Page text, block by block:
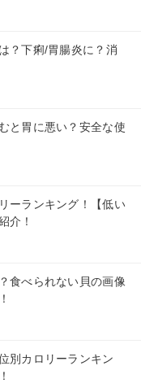
？下痢/胃腸炎に？消
と胃に悪い？安全な使
ーランキング！【低い
介！
食べられない貝の画像
別カロリーランキン